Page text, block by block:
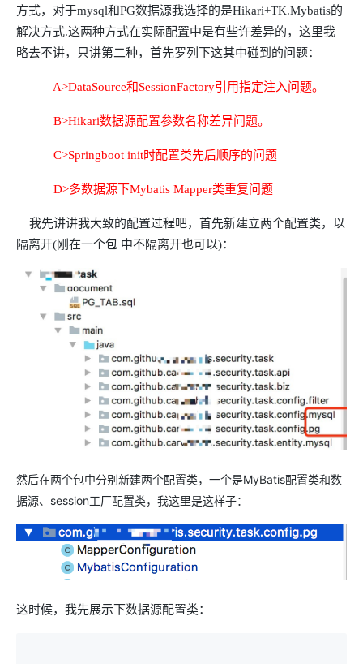
方式，对于mysql和PG数据源我选择的是Hikari+TK.Mybatis的
解决方式.这两种方式在实际配置中是有些许差异的，这里我
略去不讲，只讲第二种，首先罗列下这其中碰到的问题：
A>DataSource和SessionFactory引用指定注入问题。
B>Hikari数据源配置参数名称差异问题。
C>Springboot init时配置类先后顺序的问题
D>多数据源下Mybatis Mapper类重复问题
我先讲讲我大致的配置过程吧，首先新建立两个配置类，以
隔离开(刚在一个包 中不隔离开也可以)：
然后在两个包中分别新建两个配置类，一个是MyBatis配置类和数
据源、session工厂配置类，我这里是这样子：
这时候，我先展示下数据源配置类：